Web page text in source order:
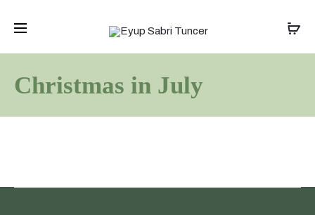
2 zile.
Christmas in July